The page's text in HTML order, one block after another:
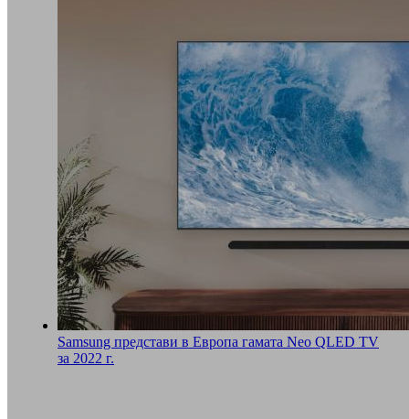
Samsung представи в Европа гамата Neo QLED TV
за 2022 г.